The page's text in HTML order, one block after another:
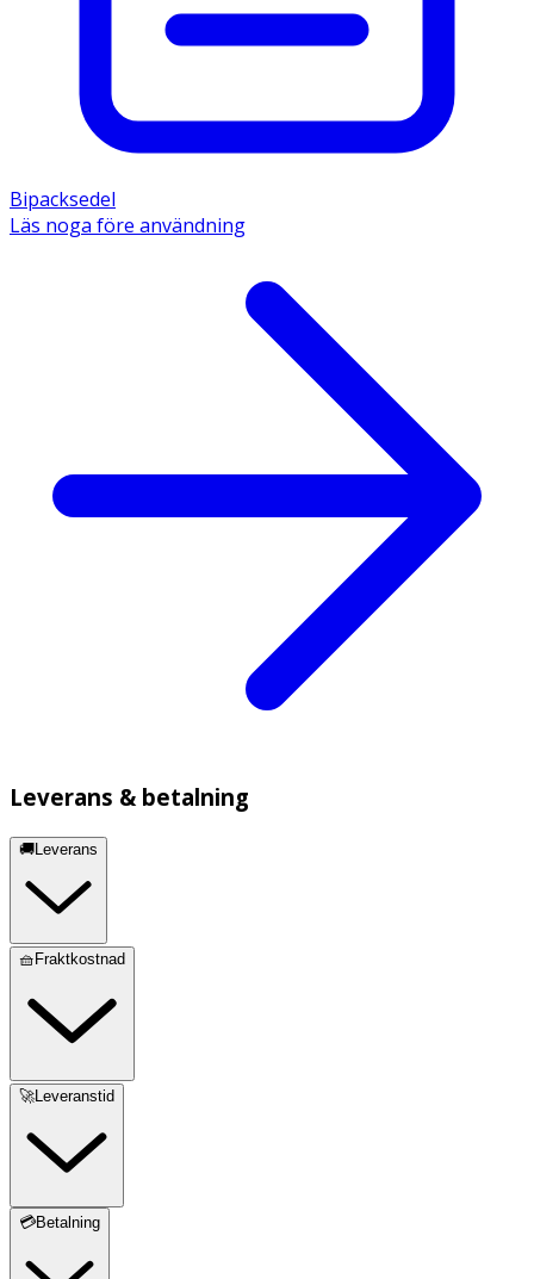
Bipacksedel
Läs noga före användning
Leverans & betalning
🚚Leverans
🧺Fraktkostnad
🚀Leveranstid
💳Betalning